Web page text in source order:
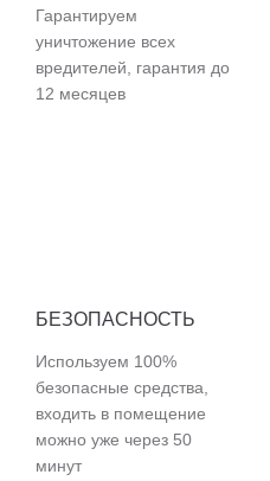
Гарантируем
уничтожение всех
вредителей, гарантия до
12 месяцев
БЕЗОПАСНОСТЬ
Используем 100%
безопасные средства,
входить в помещение
можно уже через 50
минут